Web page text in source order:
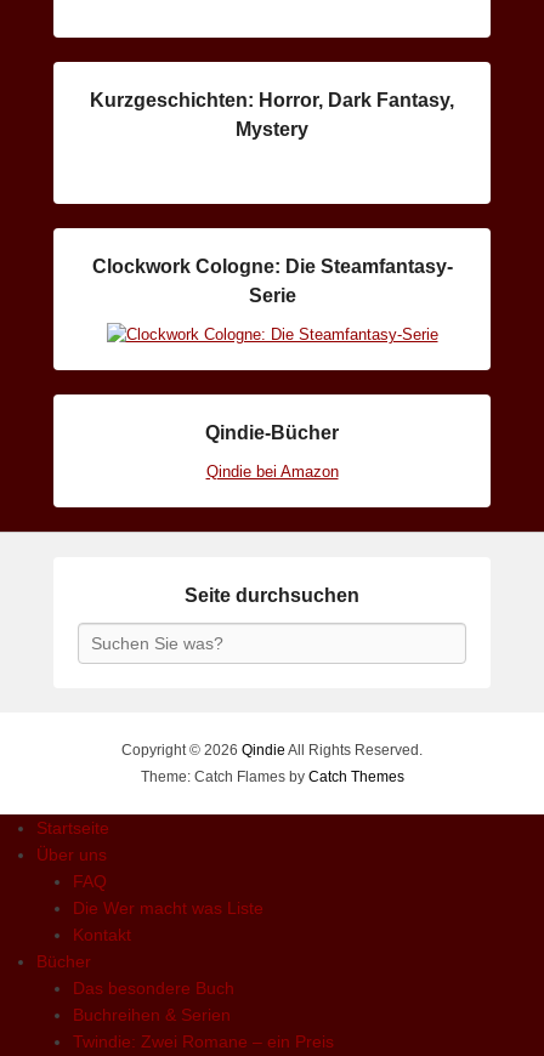
Kurzgeschichten: Horror, Dark Fantasy,
Mystery
Clockwork Cologne: Die Steamfantasy-
Serie
Qindie-Bücher
Qindie bei Amazon
Seite durchsuchen
Search
Copyright © 2026 Qindie All Rights Reserved.
Theme: Catch Flames by Catch Themes
Startseite
Über uns
FAQ
Die Wer macht was Liste
Kontakt
Bücher
Das besondere Buch
Buchreihen & Serien
Twindie: Zwei Romane – ein Preis